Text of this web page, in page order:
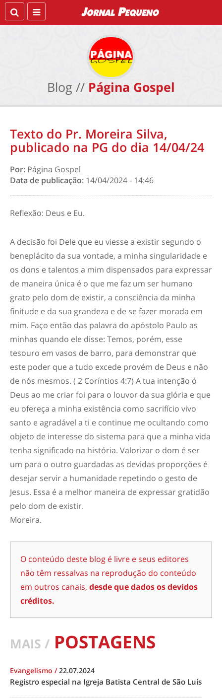
Blog // Página Gospel
Texto do Pr. Moreira Silva,
publicado na PG do dia 14/04/24
Por: Página Gospel
Data de publicação: 14/04/2024 - 14:46
Reflexão: Deus e Eu.
A decisão foi Dele que eu viesse a existir segundo o
beneplácito da sua vontade, a minha singularidade e
os dons e talentos a mim dispensados para expressar
de maneira única é o que me faz um ser humano
grato pelo dom de existir, a consciência da minha
finitude e da sua grandeza e de se fazer morada em
mim. Faço então das palavra do apóstolo Paulo as
minhas quando ele disse: Temos, porém, esse
tesouro em vasos de barro, para demonstrar que
este poder que a tudo excede provém de Deus e não
de nós mesmos. ( 2 Coríntios 4:7) A tua intenção ó
Deus ao me criar foi para o louvor da sua glória e que
eu ofereça a minha existência como sacrifício vivo
santo e agradável a ti e continue me ocultando como
objeto de interesse do sistema para que a minha vida
tenha significado na história. Valorizar o dom é ser
um para o outro guardadas as devidas proporções é
desejar servir a humanidade repetindo o gesto de
Jesus. Essa é a melhor maneira de expressar gratidão
pelo dom de existir.
Moreira.
O conteúdo deste blog é livre e seus editores
não têm ressalvas na reprodução do conteúdo
em outros canais, desde que dados os devidos
créditos.
MAIS / POSTAGENS
Evangelismo /22.07.2024
Registro especial na Igreja Batista Central de São Luís